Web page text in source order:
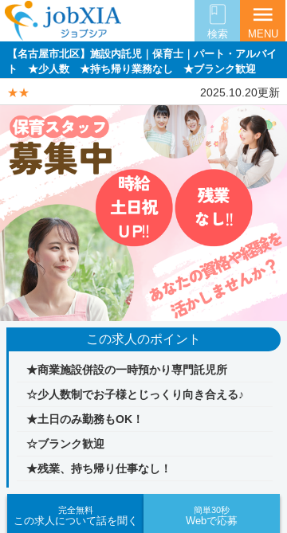
検索
menu
MENU
【名古屋市北区】施設内託児｜保育士｜パート・アルバイ
ト ★少人数 ★持ち帰り業務なし ★ブランク歓迎
★★ 2025.10.20更新
この求人のポイント
★商業施設併設の一時預かり専門託児所
☆少人数制でお子様とじっくり向き合える♪
★土日のみ勤務もOK！
☆ブランク歓迎
★残業、持ち帰り仕事なし！
完全無料
この求人について話を聞く
簡単30秒
Webで応募